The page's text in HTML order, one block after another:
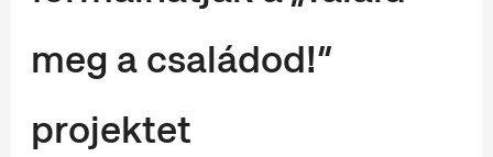
meg a családod!”
projektet